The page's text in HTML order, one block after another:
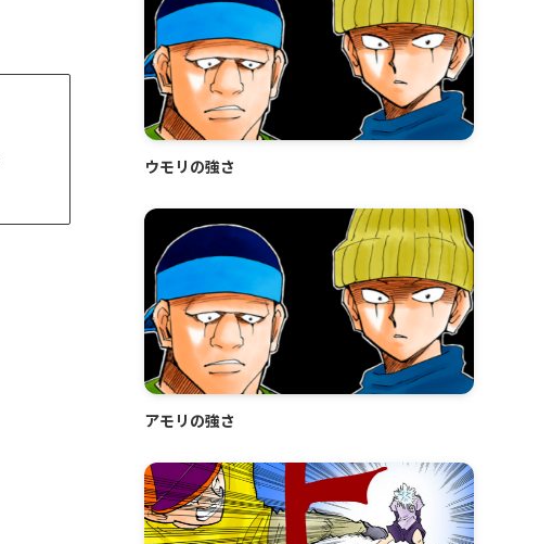
ウモリの強さ
アモリの強さ